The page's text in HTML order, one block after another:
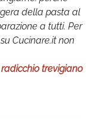
della pasta al
a tutti. Per
Cucinare.it non
trevigiano